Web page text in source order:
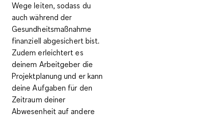
Wege leiten, sodass du
auch während der
Gesundheitsmaßnahme
finanziell abgesichert bist.
Zudem erleichtert es
deinem Arbeitgeber die
Projektplanung und er kann
deine Aufgaben für den
Zeitraum deiner
Abwesenheit auf andere